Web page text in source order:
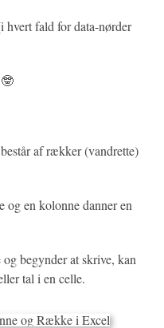
fald for data-nørder
af rækker (vandrette)
en kolonne danner en
begynder at skrive, kan
tal i en celle.